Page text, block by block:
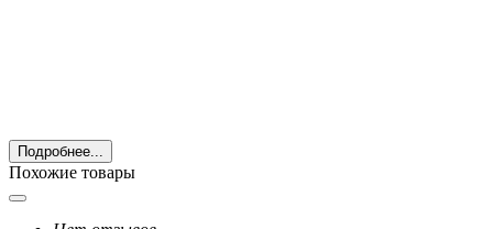
Подробнее...
Похожие товары